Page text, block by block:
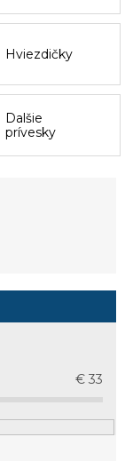
Hviezdičky
Dalšie
prívesky
€ 33